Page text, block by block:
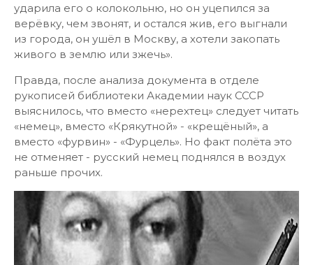
ударила его о колокольню, но он уцепился за
верёвку, чем звонят, и остался жив, его выгнали
из города, он ушёл в Москву, а хотели закопать
живого в землю или зжечь».
Правда, после анализа документа в отделе
рукописей библиотеки Академии наук СССР
выяснилось, что вместо «нерехтец» следует читать
«немец», вместо «Крякутной» - «крещёный», а
вместо «фурвин» - «Фурцель». Но факт полёта это
не отменяет - русский немец поднялся в воздух
раньше прочих.